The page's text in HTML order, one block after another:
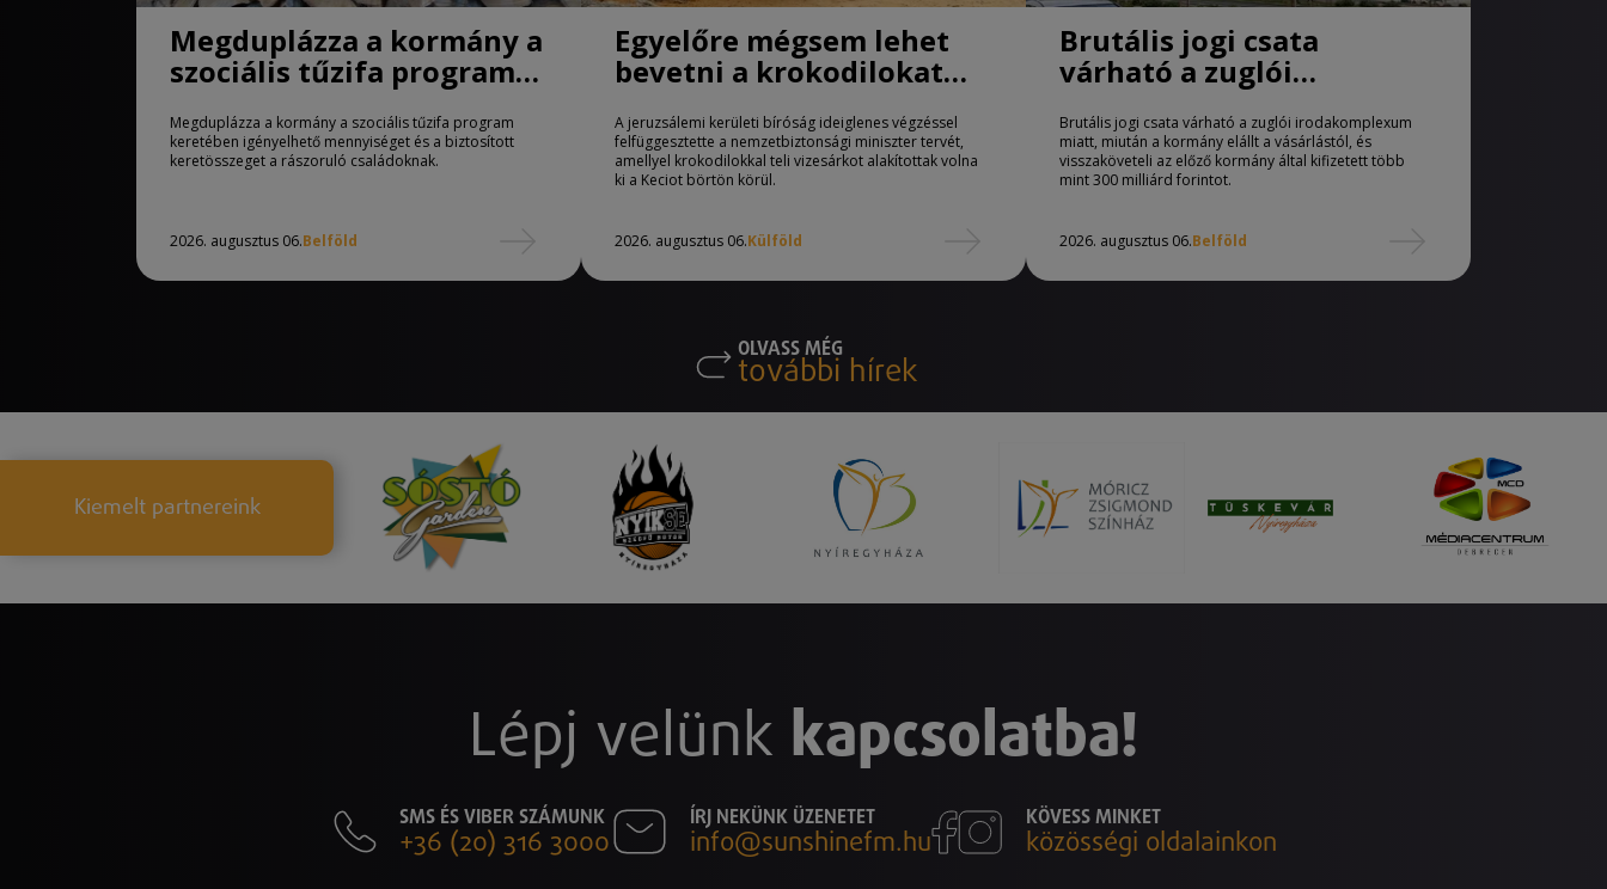
Megduplázza a kormány a
szociális tűzifa program
keretében igényelhető
mennyiséget
Megduplázza a kormány a szociális tűzifa program
keretében igényelhető mennyiséget és a biztosított
keretösszeget a rászoruló családoknak.
2026. augusztus 06.Belföld
Egyelőre mégsem lehet
bevetni a krokodilokat
A jeruzsálemi kerületi bíróság ideiglenes végzéssel
felfüggesztette a nemzetbiztonsági miniszter tervét,
amellyel krokodilokkal teli vizesárkot alakítottak volna
ki a Keciot börtön körül.
2026. augusztus 06.Külföld
Brutális jogi csata
várható a zuglói
irodakomplexum miatt
Brutális jogi csata várható a zuglói irodakomplexum
miatt, miután a kormány elállt a vásárlástól, és
visszaköveteli az előző kormány által kifizetett több
mint 300 milliárd forintot.
2026. augusztus 06.Belföld
OLVASS MÉG
további hírek
Kiemelt partnereink
Lépj velünk kapcsolatba!
SMS ÉS VIBER SZÁMUNK
+36 (20) 316 3000
ÍRJ NEKÜNK ÜZENETET
info@sunshinefm.hu
KÖVESS MINKET
közösségi oldalainkon